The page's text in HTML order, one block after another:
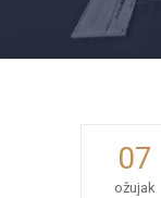
07
ožujak